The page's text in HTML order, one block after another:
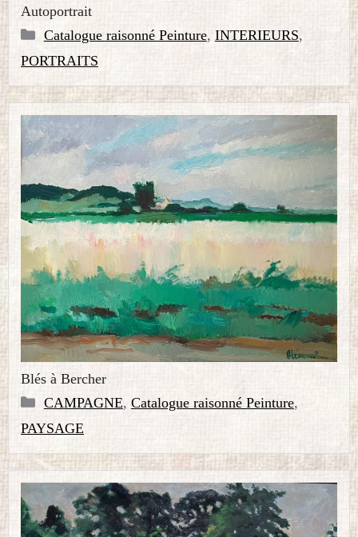
Autoportrait
Catégories
Catalogue raisonné Peinture, INTERIEURS,
PORTRAITS
Blés à Bercher
Catégories
CAMPAGNE, Catalogue raisonné Peinture,
PAYSAGE